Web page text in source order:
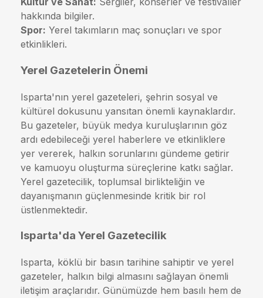
hakkında bilgiler.
Spor: Yerel takımların maç sonuçları ve spor
etkinlikleri.
Yerel Gazetelerin Önemi
Isparta'nın yerel gazeteleri, şehrin sosyal ve
kültürel dokusunu yansıtan önemli kaynaklardır.
Bu gazeteler, büyük medya kuruluşlarının göz
ardı edebileceği yerel haberlere ve etkinliklere
yer vererek, halkın sorunlarını gündeme getirir
ve kamuoyu oluşturma süreçlerine katkı sağlar.
Yerel gazetecilik, toplumsal birlikteliğin ve
dayanışmanın güçlenmesinde kritik bir rol
üstlenmektedir.
Isparta'da Yerel Gazetecilik
Isparta, köklü bir basın tarihine sahiptir ve yerel
gazeteler, halkın bilgi almasını sağlayan önemli
iletişim araçlarıdır. Günümüzde hem basılı hem de